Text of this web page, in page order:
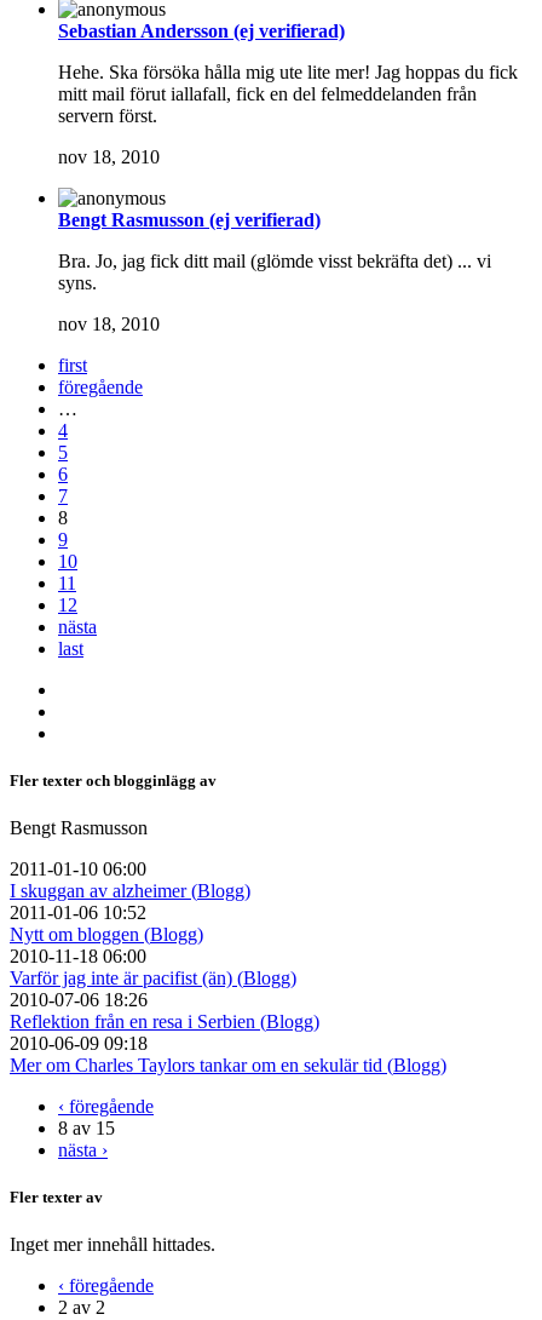
Sebastian Andersson (ej verifierad)
Hehe. Ska försöka hålla mig ute lite mer! Jag hoppas du fick
mitt mail förut iallafall, fick en del felmeddelanden från
servern först.
nov 18, 2010
Bengt Rasmusson (ej verifierad)
Bra. Jo, jag fick ditt mail (glömde visst bekräfta det) ... vi
syns.
nov 18, 2010
first
föregående
…
4
5
6
7
8
9
10
11
12
nästa
last
Fler texter och blogginlägg av
Bengt Rasmusson
2011-01-10 06:00
I skuggan av alzheimer (Blogg)
2011-01-06 10:52
Nytt om bloggen (Blogg)
2010-11-18 06:00
Varför jag inte är pacifist (än) (Blogg)
2010-07-06 18:26
Reflektion från en resa i Serbien (Blogg)
2010-06-09 09:18
Mer om Charles Taylors tankar om en sekulär tid (Blogg)
‹ föregående
8 av 15
nästa ›
Fler texter av
Inget mer innehåll hittades.
‹ föregående
2 av 2